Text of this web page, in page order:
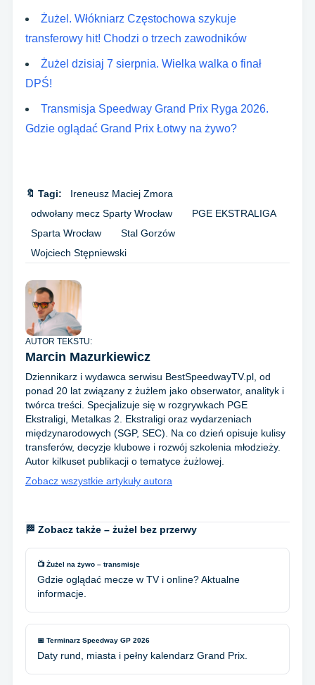
Żużel. Włókniarz Częstochowa szykuje
transferowy hit! Chodzi o trzech zawodników
Żużel dzisiaj 7 sierpnia. Wielka walka o finał
DPŚ!
Transmisja Speedway Grand Prix Ryga 2026.
Gdzie oglądać Grand Prix Łotwy na żywo?
🔖 Tagi:
Ireneusz Maciej Zmora
odwołany mecz Sparty Wrocław
PGE EKSTRALIGA
Sparta Wrocław
Stal Gorzów
Wojciech Stępniewski
AUTOR TEKSTU:
Marcin Mazurkiewicz
Dziennikarz i wydawca serwisu BestSpeedwayTV.pl, od
ponad 20 lat związany z żużlem jako obserwator, analityk i
twórca treści. Specjalizuje się w rozgrywkach PGE
Ekstraligi, Metalkas 2. Ekstraligi oraz wydarzeniach
międzynarodowych (SGP, SEC). Na co dzień opisuje kulisy
transferów, decyzje klubowe i rozwój szkolenia młodzieży.
Autor kilkuset publikacji o tematyce żużlowej.
Zobacz wszystkie artykuły autora
🏁 Zobacz także – żużel bez przerwy
📺 Żużel na żywo – transmisje
Gdzie oglądać mecze w TV i online? Aktualne
informacje.
📅 Terminarz Speedway GP 2026
Daty rund, miasta i pełny kalendarz Grand Prix.